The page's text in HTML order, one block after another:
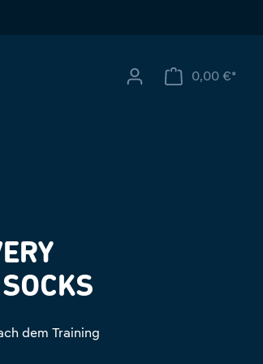
0,00 €*
dem Training